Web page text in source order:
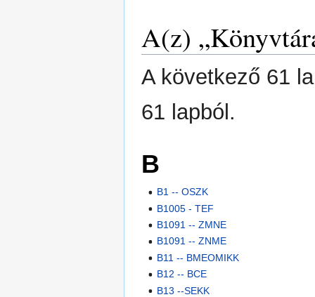
A(z)
A következő 61
61 lapból.
B
B1 -- OSZK
B1005 - TEF
B1091 -- ZMNE
B1091 -- ZNME
B11 -- BMEOMIKK
B12 -- BCE
B13 --SEKK